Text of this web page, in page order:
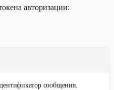
авторизации:
сообщения.